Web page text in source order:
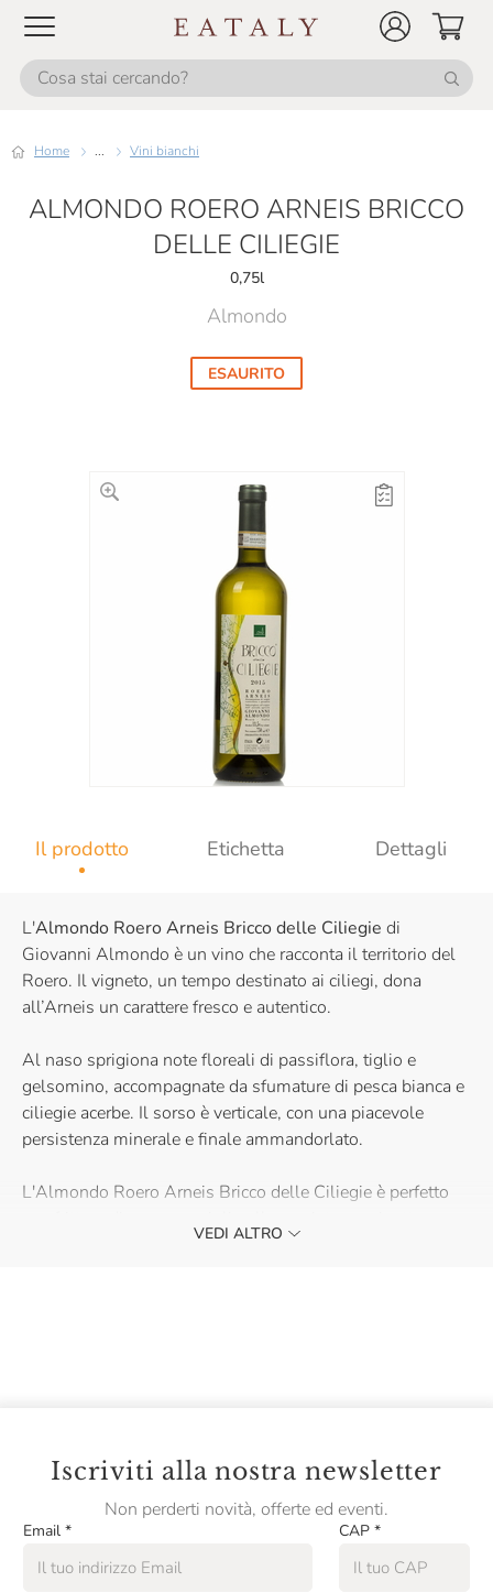
Home ... Vini bianchi
ALMONDO ROERO ARNEIS BRICCO
DELLE CILIEGIE
0,75l
Almondo
ESAURITO
Il prodotto Etichetta Dettagli
L'Almondo Roero Arneis Bricco delle Ciliegie di
Giovanni Almondo è un vino che racconta il territorio del
Roero. Il vigneto, un tempo destinato ai ciliegi, dona
all’Arneis un carattere fresco e autentico.
Al naso sprigiona note floreali di passiflora, tiglio e
gelsomino, accompagnate da sfumature di pesca bianca e
ciliegie acerbe. Il sorso è verticale, con una piacevole
persistenza minerale e finale ammandorlato.
L'Almondo Roero Arneis Bricco delle Ciliegie è perfetto
totanetti e zafferano. Acquistalo e scopri l’autenticità di un
VEDI ALTRO
Iscriviti alla nostra newsletter
Non perderti novità, offerte ed eventi.
Email * CAP *